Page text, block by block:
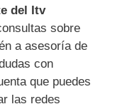
del Itv
sobre
a asesoría de
con
que puedes
las redes